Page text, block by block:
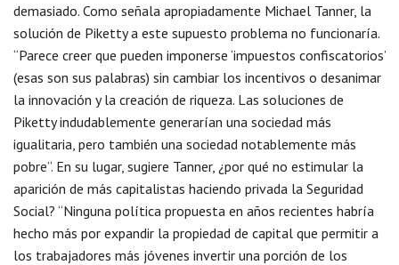
demasiado. Como señala apropiadamente Michael Tanner, la
solución de Piketty a este supuesto problema no funcionaría.
“Parece creer que pueden imponerse ‘impuestos confiscatorios’
(esas son sus palabras) sin cambiar los incentivos o desanimar
la innovación y la creación de riqueza. Las soluciones de
Piketty indudablemente generarían una sociedad más
igualitaria, pero también una sociedad notablemente más
pobre”. En su lugar, sugiere Tanner, ¿por qué no estimular la
aparición de más capitalistas haciendo privada la Seguridad
Social? “Ninguna política propuesta en años recientes habría
hecho más por expandir la propiedad de capital que permitir a
los trabajadores más jóvenes invertir una porción de los